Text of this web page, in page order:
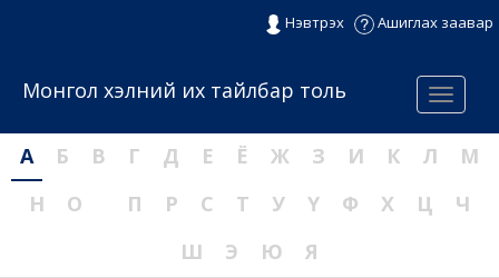
Нэвтрэх Ашиглах заавар
Menu
Монгол хэлний их тайлбар толь
А Б В Г Д Е Ё Ж З И К Л
М
Н
О П Р С Т У Ү Ф Х Ц
Ч
Ш
Э Ю Я